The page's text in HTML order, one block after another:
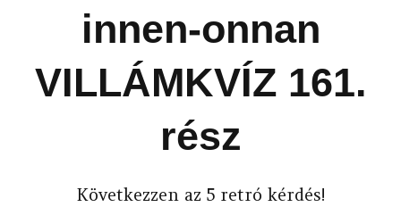
innen-onnan
VILLÁMKVÍZ 161.
rész
Következzen az 5 retró kérdés!